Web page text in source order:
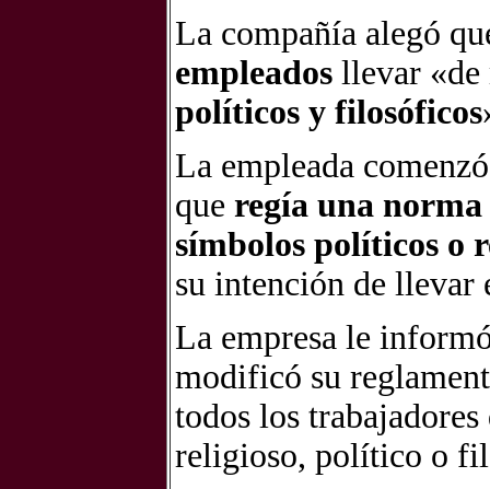
La compañía alegó
empleados llevar
políticos y filosóficos
La empleada
que regía una norma
símbolos políticos o
su intención de
La empresa le
modificó su
todos los
religioso, político o